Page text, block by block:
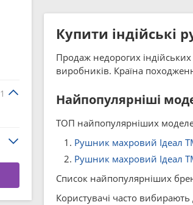
Купити індійські
Продаж недорогих
виробників. Країна
Найпопулярніші
ТОП найпопулярніших
Рушник махровий Ідеал
Рушник махровий Ідеал
Список найпопулярніших
Користувачі часто
1